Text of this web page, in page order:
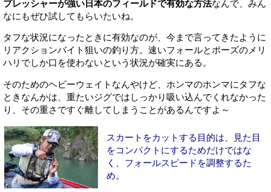
プレッシャーが強い日本のフィールドで有効な方法なんで、みん
なにもぜひ試してもらいたいね。
タフな状況になったときに有効なのが、今まで言ってきたように
リアクションバイト狙いの釣り方。速いフォールとポーズのメリ
ハリでしか口を使わないという状況が確実にある。
そのためのヘビーウェイトなんやけど、ホンマのホンマにタフな
ときなんかは、重たいジグではしっかり吸い込んでくれなかった
り、その重さですぐ離してしまうことがあるんですよ～
スカートをカットする目的は、見た目
をコンパクトにするためだけではな
く、フォールスピードを調整するた
め。